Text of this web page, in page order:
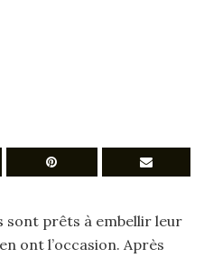
sont prêts à embellir leur
ont l’occasion. Après